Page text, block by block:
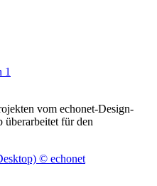
1
vom echonet-Design-
überarbeitet für den